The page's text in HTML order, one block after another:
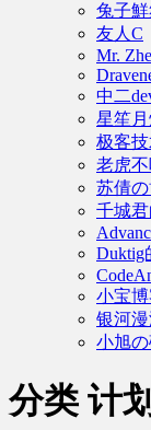
兔子
友人C
Mr.
中二
星笙
极客
老虎不
苏倩
千城
Duktig
小宝
银河
小旭
分类 计